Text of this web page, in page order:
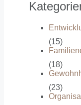
(15)
(18)
(23)